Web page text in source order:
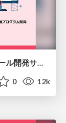
サービス紹介#03_プラグイン・汎用ツール開発サービス
0 12k